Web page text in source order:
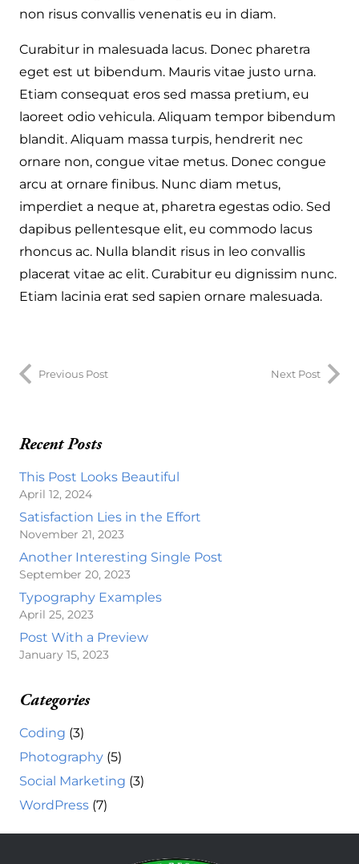
non risus convallis venenatis eu in diam.
Curabitur in malesuada lacus. Donec pharetra
eget est ut bibendum. Mauris vitae justo urna.
Etiam consequat eros sed massa pretium, eu
laoreet odio vehicula. Aliquam tempor bibendum
blandit. Aliquam massa turpis, hendrerit nec
ornare non, congue vitae metus. Donec congue
arcu at ornare finibus. Nunc diam metus,
imperdiet a neque at, pharetra egestas odio. Sed
dapibus pellentesque elit, eu commodo lacus
rhoncus ac. Nulla blandit risus in leo convallis
placerat vitae ac elit. Curabitur eu dignissim nunc.
Etiam lacinia erat sed sapien ornare malesuada.
Previous Post Next Post
Recent Posts
This Post Looks Beautiful
April 12, 2024
Satisfaction Lies in the Effort
November 21, 2023
Another Interesting Single Post
September 20, 2023
Typography Examples
April 25, 2023
Post With a Preview
January 15, 2023
Categories
Coding (3)
Photography (5)
Social Marketing (3)
WordPress (7)